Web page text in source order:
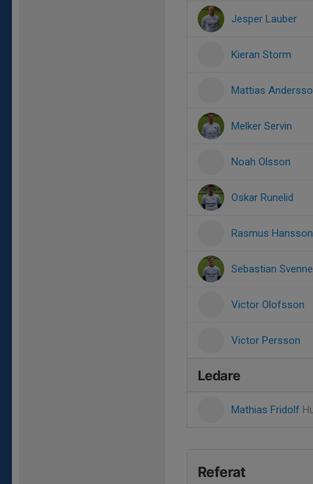
Jesper Lauber
Kieran Storm
Mattias
Melker Servin
Noah Olsson
Oskar Runelid
Rasmus Hansson
Sebastian
Victor Olofsson
Victor Persson
Ledare
Mathias Fridolf
Referat